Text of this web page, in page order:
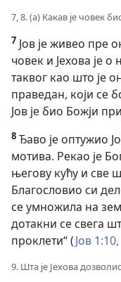
7, 8. (а) Какав је човек
7 Јов је живео пре
човек и Јехова је
таквог као што је
праведан, који се
Јов је био Божји
8 Ђаво је оптужио
мотива. Рекао је
његову кућу и све
Благословио си
се умножила на
дотакни се свега
проклети“ (Јов 1:10,
9. Шта је Јехова